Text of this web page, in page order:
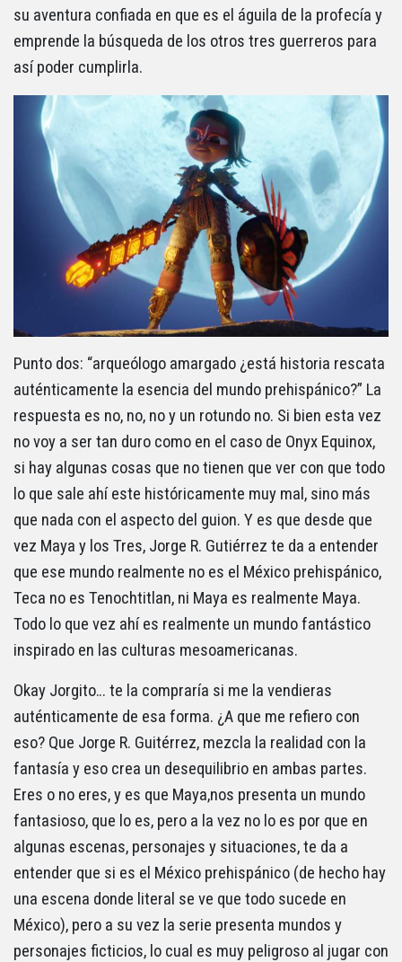
su aventura confiada en que es el águila de la profecía y
emprende la búsqueda de los otros tres guerreros para
así poder cumplirla.
Punto dos: “arqueólogo amargado ¿está historia rescata
auténticamente la esencia del mundo prehispánico?” La
respuesta es no, no, no y un rotundo no. Si bien esta vez
no voy a ser tan duro como en el caso de Onyx Equinox,
si hay algunas cosas que no tienen que ver con que todo
lo que sale ahí este históricamente muy mal, sino más
que nada con el aspecto del guion. Y es que desde que
vez Maya y los Tres, Jorge R. Gutiérrez te da a entender
que ese mundo realmente no es el México prehispánico,
Teca no es Tenochtitlan, ni Maya es realmente Maya.
Todo lo que vez ahí es realmente un mundo fantástico
inspirado en las culturas mesoamericanas.
Okay Jorgito… te la compraría si me la vendieras
auténticamente de esa forma. ¿A que me refiero con
eso? Que Jorge R. Guitérrez, mezcla la realidad con la
fantasía y eso crea un desequilibrio en ambas partes.
Eres o no eres, y es que Maya,nos presenta un mundo
fantasioso, que lo es, pero a la vez no lo es por que en
algunas escenas, personajes y situaciones, te da a
entender que si es el México prehispánico (de hecho hay
una escena donde literal se ve que todo sucede en
México), pero a su vez la serie presenta mundos y
personajes ficticios, lo cual es muy peligroso al jugar con